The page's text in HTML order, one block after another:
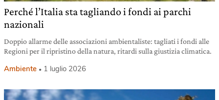
Perché l’Italia sta tagliando i fondi ai parchi
nazionali
Doppio allarme delle associazioni ambientaliste: tagliati i fondi alle
Regioni per il ripristino della natura, ritardi sulla giustizia climatica.
Ambiente 1 luglio 2026